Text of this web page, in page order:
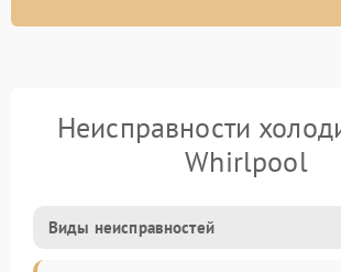
Неисправности
Whirlpool
Виды неисправностей